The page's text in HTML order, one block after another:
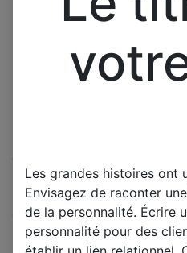
LG 47LB630V
ALIMENTATION
EAX65423801
Les grandes histoires ont
Envisagez de raconter
de la personnalité. Écrire
personnalité pour des